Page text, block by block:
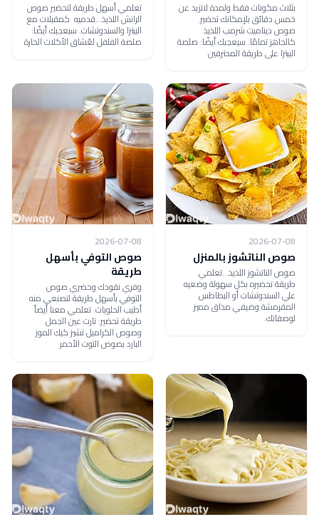
بثلاث مكونات فقط ولمدة لاتزيد عن
خمس دقائق بلإمكانك تحضير
صوص ديناميت شرمب اللذيذ
كالجاهز تمامًا. سيعجبك أيضًا: صلصة
البيتزا على طريقة المحترفين
تعلمي أسهل طريقة لتحضير صوص
الرانش اللذيذ...قدميه كمقبلات مع
البيتزا والسندوتشات. سيعجبك أيضًا:
صلصة الفلفل لعُشاق الأكلات الحارة
2026-07-08
صوص الناتشوز بالمنزل
صوص الناتشوز اللذيذ...تعلمي
طريقة تحضيره بكل سهولة وضعيه
علي السندوتشات أو البطاطس
المقرمشة وضيفي مذاق مميز
لوصفاتك.
2026-07-08
صوص التوفي بأسهل
طريقة
وفري نقودك وحضري صوص
التوفي بأسهل طريقة لتصنعي منه
أطيب الحلويات. تعلمي معنا أيضاً
طريقة تحضير: تارت عين الجمل
وصوص الكراميل تشيز كيك الموز
البارد بصوص التوت الأحمر